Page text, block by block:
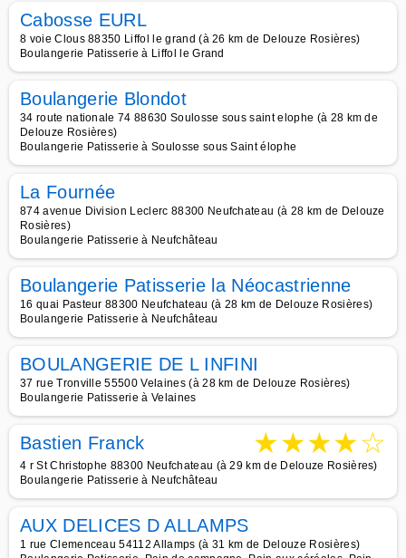
Cabosse EURL
8 voie Clous 88350 Liffol le grand (à 26 km de Delouze Rosières)
Boulangerie Patisserie à Liffol le Grand
Boulangerie Blondot
34 route nationale 74 88630 Soulosse sous saint elophe (à 28 km de
Delouze Rosières)
Boulangerie Patisserie à Soulosse sous Saint élophe
La Fournée
874 avenue Division Leclerc 88300 Neufchateau (à 28 km de Delouze
Rosières)
Boulangerie Patisserie à Neufchâteau
Boulangerie Patisserie la Néocastrienne
16 quai Pasteur 88300 Neufchateau (à 28 km de Delouze Rosières)
Boulangerie Patisserie à Neufchâteau
BOULANGERIE DE L INFINI
37 rue Tronville 55500 Velaines (à 28 km de Delouze Rosières)
Boulangerie Patisserie à Velaines
Bastien Franck ★★★★☆
4 r St Christophe 88300 Neufchateau (à 29 km de Delouze Rosières)
Boulangerie Patisserie à Neufchâteau
AUX DELICES D ALLAMPS
1 rue Clemenceau 54112 Allamps (à 31 km de Delouze Rosières)